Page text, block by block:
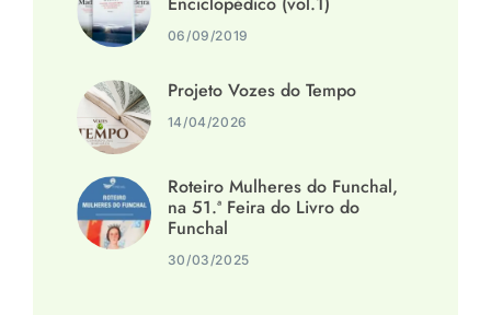
06/09/2019
Projeto Vozes do Tempo
14/04/2026
Roteiro Mulheres do Funchal,
na 51.ª Feira do Livro do
Funchal
30/03/2025